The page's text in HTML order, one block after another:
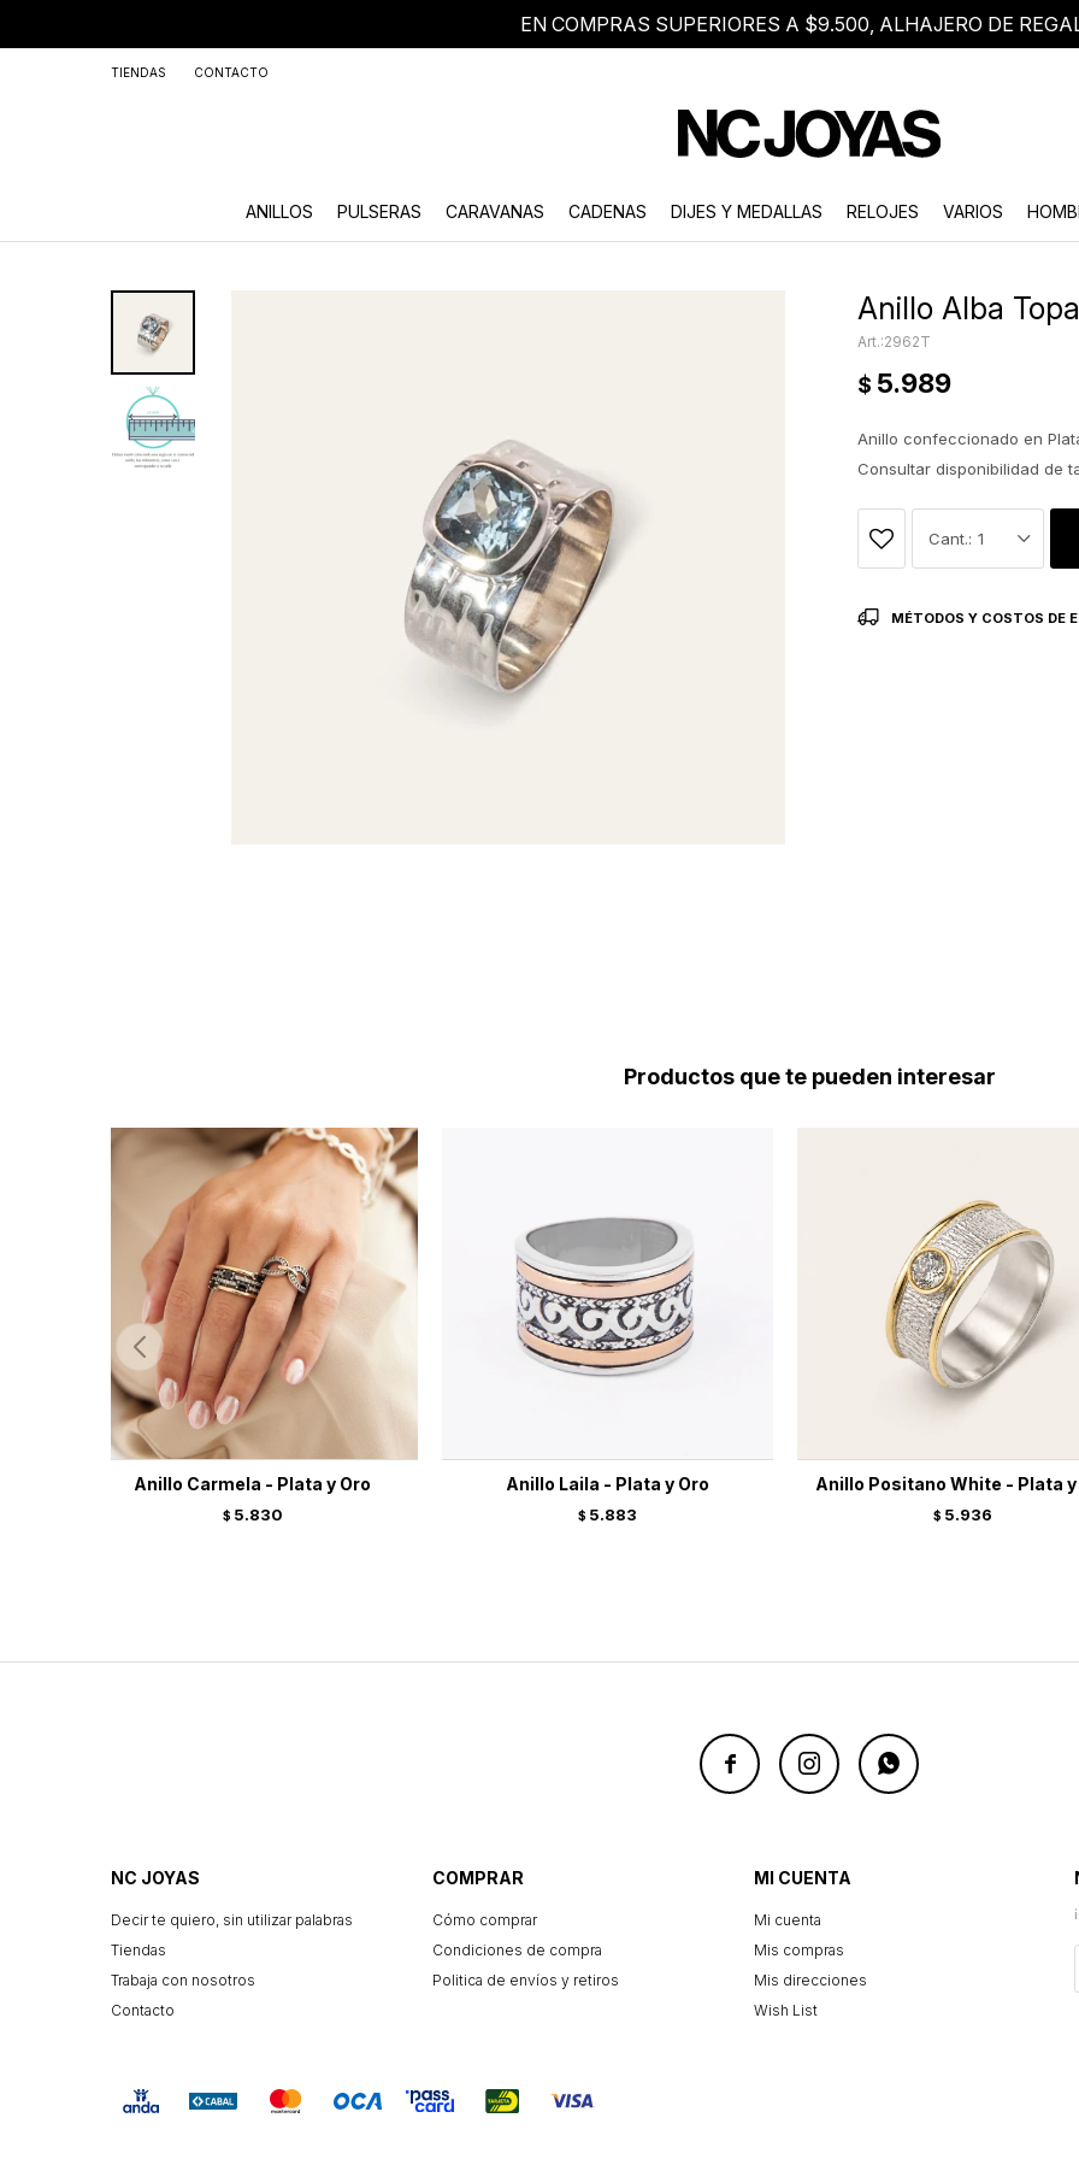
EN COMPRAS SUPERIORES A $9.500, ALHAJERO DE
ANILLOS PULSERAS CARAVANAS CADENAS DIJES Y MEDALLAS RELOJES VARIOS
TIENDAS CONTACTO
Anillo Alba
2962T
$ 5.989
Anillo confeccionado en
Consultar disponibilidad de
1
MÉTODOS Y COSTOS DE
Productos que te pueden interesar
Anillo Carmela - Plata y Oro
$ 5.830
Anillo Laila - Plata y Oro
$ 5.883
Anillo Positano White - Plata y
$ 5.936
  
NC JOYAS
Decir te quiero, sin utilizar palabras
Tiendas
Trabaja con nosotros
Contacto
COMPRAR
Cómo comprar
Condiciones de compra
Politica de envíos y retiros
MI CUENTA
Mi cuenta
Mis compras
Mis direcciones
Wish List